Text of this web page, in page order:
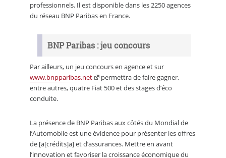
professionnels. Il est disponible dans les 2250 agences
du réseau BNP Paribas en France.
BNP Paribas : jeu concours
Par ailleurs, un jeu concours en agence et sur
www.bnpparibas.net
permettra de faire gagner,
entre autres, quatre Fiat 500 et des stages d’éco
conduite.
La présence de BNP Paribas aux côtés du Mondial de
l’Automobile est une évidence pour présenter les offres
de [a[crédits]a] et d’assurances. Mettre en avant
l’innovation et favoriser la croissance économique du